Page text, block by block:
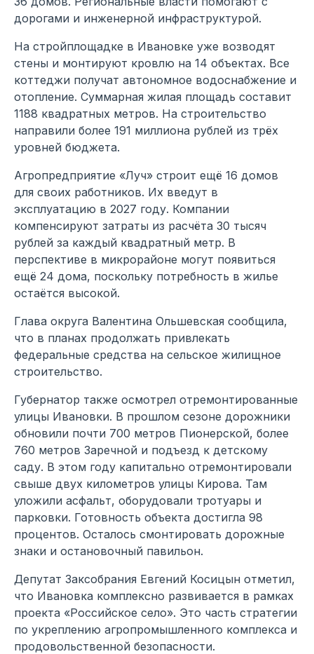
дорогами и инженерной инфраструктурой.
На стройплощадке в Ивановке уже возводят
стены и монтируют кровлю на 14 объектах. Все
коттеджи получат автономное водоснабжение и
отопление. Суммарная жилая площадь составит
1188 квадратных метров. На строительство
направили более 191 миллиона рублей из трёх
уровней бюджета.
Агропредприятие «Луч» строит ещё 16 домов
для своих работников. Их введут в
эксплуатацию в 2027 году. Компании
компенсируют затраты из расчёта 30 тысяч
рублей за каждый квадратный метр. В
перспективе в микрорайоне могут появиться
ещё 24 дома, поскольку потребность в жилье
остаётся высокой.
Глава округа Валентина Ольшевская сообщила,
что в планах продолжать привлекать
федеральные средства на сельское жилищное
строительство.
Губернатор также осмотрел отремонтированные
улицы Ивановки. В прошлом сезоне дорожники
обновили почти 700 метров Пионерской, более
760 метров Заречной и подъезд к детскому
саду. В этом году капитально отремонтировали
свыше двух километров улицы Кирова. Там
уложили асфальт, оборудовали тротуары и
парковки. Готовность объекта достигла 98
процентов. Осталось смонтировать дорожные
знаки и остановочный павильон.
Депутат Заксобрания Евгений Косицын отметил,
что Ивановка комплексно развивается в рамках
проекта «Российское село». Это часть стратегии
по укреплению агропромышленного комплекса и
продовольственной безопасности.